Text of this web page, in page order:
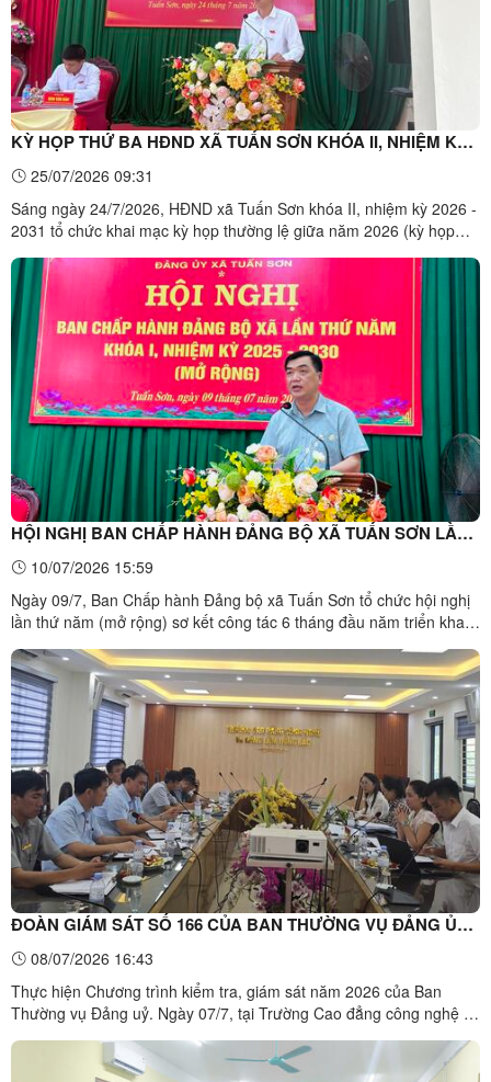
KỲ HỌP THỨ BA HĐND XÃ TUẤN SƠN KHÓA II, NHIỆM KỲ
2026 -2031
25/07/2026 09:31
Sáng ngày 24/7/2026, HĐND xã Tuấn Sơn khóa II, nhiệm kỳ 2026 -
2031 tổ chức khai mạc kỳ họp thường lệ giữa năm 2026 (kỳ họp
đại biểu tham dự Kỳ họp Dự kỳ họp có đồng chí Bùi Thị Mẫn, Giám
đốc Bệnh viện y học cổ truyền tỉnh Lạng Sơn, ...
HỘI NGHỊ BAN CHẤP HÀNH ĐẢNG BỘ XÃ TUẤN SƠN LẦN
THỨ NĂM
10/07/2026 15:59
Ngày 09/7, Ban Chấp hành Đảng bộ xã Tuấn Sơn tổ chức hội nghị
lần thứ năm (mở rộng) sơ kết công tác 6 tháng đầu năm triển khai
nghị Đồng chí Dương Công Hiệp, Bí thư Đảng ủy xã phát biểu khai
mạc Hội nghị Trong 6 tháng đầu năm 2026, Ban Chấp ...
ĐOÀN GIÁM SÁT SỐ 166 CỦA BAN THƯỜNG VỤ ĐẢNG ỦY
XÃ TUẤN SƠN LÀM VIỆC VỚI BAN CHẤP HÀNH ĐẢNG BỘ
TRƯỜNG CAO ĐẲNG NÔNG LÂM ĐÔNG BẮC
08/07/2026 16:43
Thực hiện Chương trình kiểm tra, giám sát năm 2026 của Ban
Thường vụ Đảng uỷ. Ngày 07/7, tại Trường Cao đẳng công nghệ và
Đảng ủy xã Tuấn Sơn do đồng chí Trịnh Tuấn Anh, Ủy viên Ban